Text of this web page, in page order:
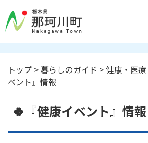
トップ >暮らしのガイド >健康・医療
ベント』情報
🍀『健康イベント』情報